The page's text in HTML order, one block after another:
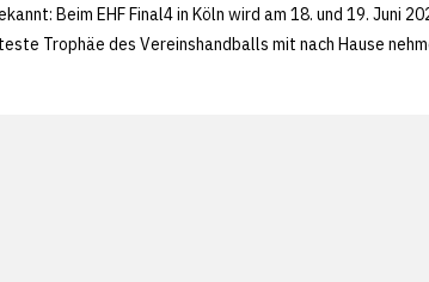
Beim EHF Final4 in Köln wird am 18. und 19. Juni
Trophäe des Vereinshandballs mit nach Hause